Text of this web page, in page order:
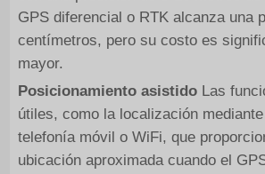
GPS diferencial o RTK alcanza una
centímetros, pero su costo es
mayor.
Posicionamiento asistidoLas
útiles, como la localización
telefonía móvil o WiFi, que
ubicación aproximada cuando el